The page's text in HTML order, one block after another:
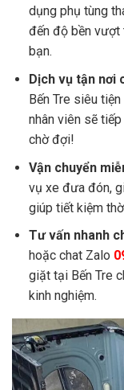
dụng phụ tùng
đến độ bền vượt
bạn.
Dịch vụ tận nơi
Bến Tre siêu
nhân viên sẽ
chờ đợi!
Vận chuyển
vụ xe đưa đón,
giúp tiết kiệm
Tư vấn nhanh
hoặc chat Zalo
giặt tại Bến Tre
kinh nghiệm.